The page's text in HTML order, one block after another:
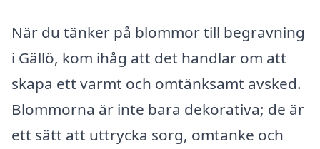
När du tänker på blommor till begravning
i Gällö, kom ihåg att det handlar om att
skapa ett varmt och omtänksamt avsked.
Blommorna är inte bara dekorativa; de är
ett sätt att uttrycka sorg, omtanke och